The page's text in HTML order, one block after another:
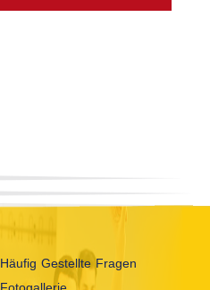
Häufig Gestellte Fragen